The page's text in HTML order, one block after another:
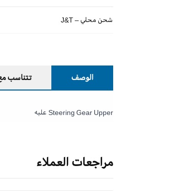
شحن محلي – J&T
الوصف تتناسب
Steering Gear Upper علبه
مراجعات العملاء